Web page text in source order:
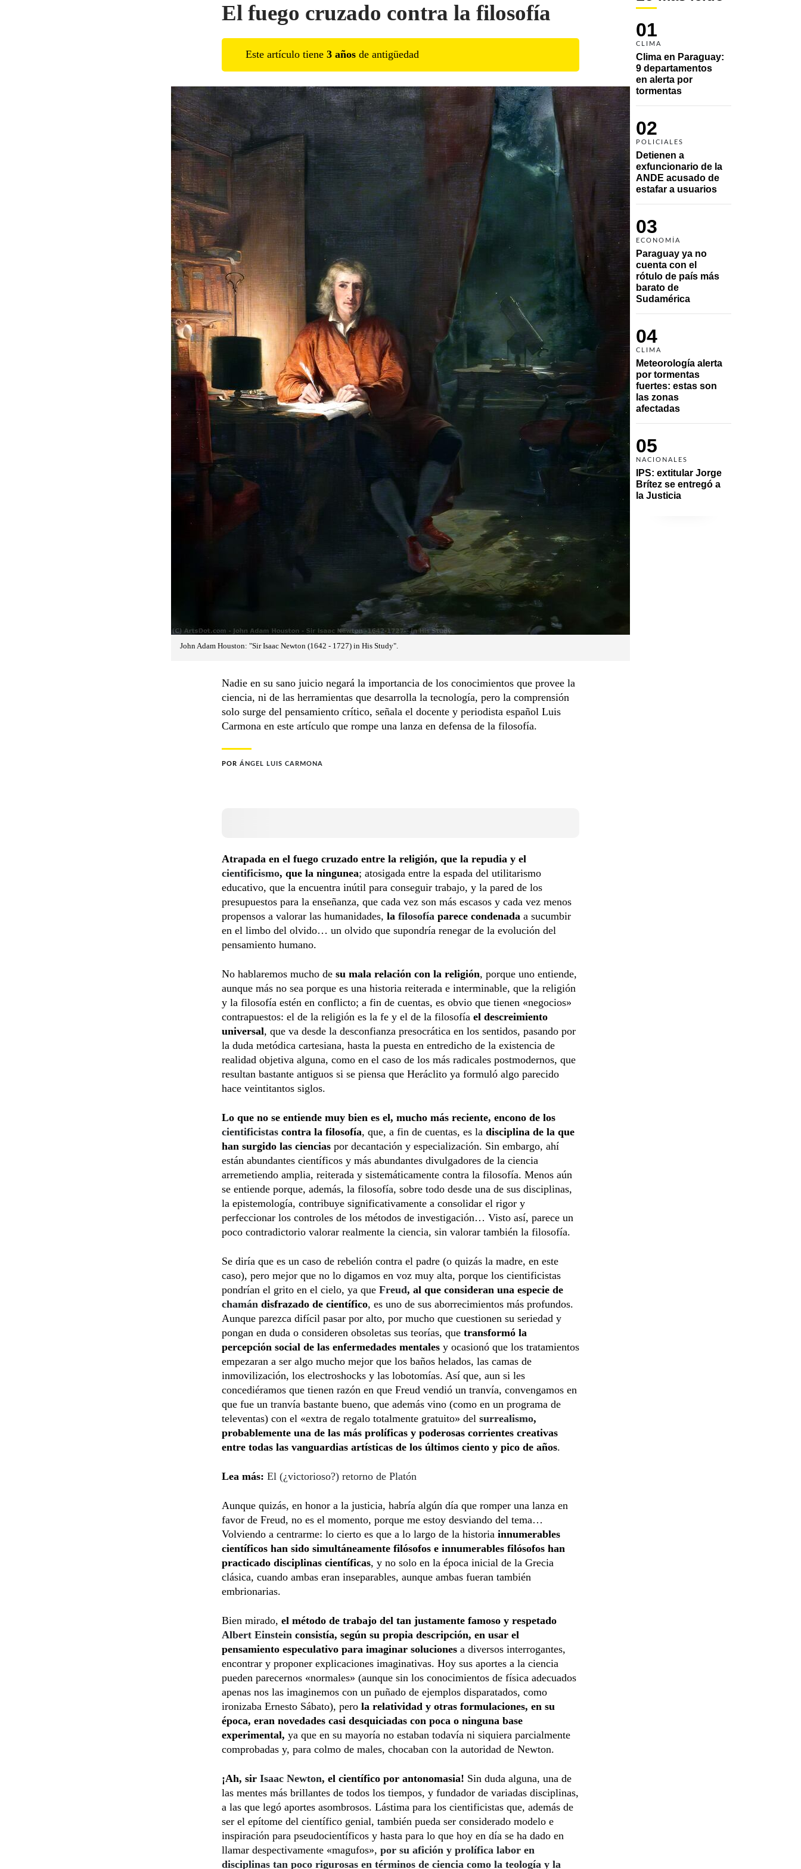
01
CLIMA
Clima en Paraguay:
9 departamentos
en alerta por
tormentas
02
POLICIALES
Detienen a
exfuncionario de la
ANDE acusado de
estafar a usuarios
03
ECONOMÍA
Paraguay ya no
cuenta con el
rótulo de país más
barato de
Sudamérica
04
CLIMA
Meteorología alerta
por tormentas
fuertes: estas son
las zonas
afectadas
05
NACIONALES
IPS: extitular Jorge
Brítez se entregó a
la Justicia
El fuego cruzado contra la filosofía
Este artículo tiene 3 años de antigüedad
John Adam Houston: "Sir Isaac Newton (1642 - 1727) in His Study".
Nadie en su sano juicio negará la importancia de los conocimientos que provee la
ciencia, ni de las herramientas que desarrolla la tecnología, pero la comprensión
solo surge del pensamiento crítico, señala el docente y periodista español Luis
Carmona en este artículo que rompe una lanza en defensa de la filosofía.
POR ÁNGEL LUIS CARMONA
Atrapada en el fuego cruzado entre la religión, que la repudia y el
cientificismo, que la ningunea; atosigada entre la espada del utilitarismo
educativo, que la encuentra inútil para conseguir trabajo, y la pared de los
presupuestos para la enseñanza, que cada vez son más escasos y cada vez menos
propensos a valorar las humanidades, la filosofía parece condenada a sucumbir
en el limbo del olvido… un olvido que supondría renegar de la evolución del
pensamiento humano.
No hablaremos mucho de su mala relación con la religión, porque uno entiende,
aunque más no sea porque es una historia reiterada e interminable, que la religión
y la filosofía estén en conflicto; a fin de cuentas, es obvio que tienen «negocios»
contrapuestos: el de la religión es la fe y el de la filosofía el descreimiento
universal, que va desde la desconfianza presocrática en los sentidos, pasando por
la duda metódica cartesiana, hasta la puesta en entredicho de la existencia de
realidad objetiva alguna, como en el caso de los más radicales postmodernos, que
resultan bastante antiguos si se piensa que Heráclito ya formuló algo parecido
hace veintitantos siglos.
Lo que no se entiende muy bien es el, mucho más reciente, encono de los
cientificistas contra la filosofía, que, a fin de cuentas, es la disciplina de la que
han surgido las ciencias por decantación y especialización. Sin embargo, ahí
están abundantes científicos y más abundantes divulgadores de la ciencia
arremetiendo amplia, reiterada y sistemáticamente contra la filosofía. Menos aún
se entiende porque, además, la filosofía, sobre todo desde una de sus disciplinas,
la epistemología, contribuye significativamente a consolidar el rigor y
perfeccionar los controles de los métodos de investigación… Visto así, parece un
poco contradictorio valorar realmente la ciencia, sin valorar también la filosofía.
Se diría que es un caso de rebelión contra el padre (o quizás la madre, en este
caso), pero mejor que no lo digamos en voz muy alta, porque los cientificistas
pondrían el grito en el cielo, ya que Freud, al que consideran una especie de
chamán disfrazado de científico, es uno de sus aborrecimientos más profundos.
Aunque parezca difícil pasar por alto, por mucho que cuestionen su seriedad y
pongan en duda o consideren obsoletas sus teorías, que transformó la
percepción social de las enfermedades mentales y ocasionó que los tratamientos
empezaran a ser algo mucho mejor que los baños helados, las camas de
inmovilización, los electroshocks y las lobotomías. Así que, aun si les
concediéramos que tienen razón en que Freud vendió un tranvía, convengamos en
que fue un tranvía bastante bueno, que además vino (como en un programa de
televentas) con el «extra de regalo totalmente gratuito» del surrealismo,
probablemente una de las más prolíficas y poderosas corrientes creativas
entre todas las vanguardias artísticas de los últimos ciento y pico de años.
Lea más: El (¿victorioso?) retorno de Platón
Aunque quizás, en honor a la justicia, habría algún día que romper una lanza en
favor de Freud, no es el momento, porque me estoy desviando del tema…
Volviendo a centrarme: lo cierto es que a lo largo de la historia innumerables
científicos han sido simultáneamente filósofos e innumerables filósofos han
practicado disciplinas científicas, y no solo en la época inicial de la Grecia
clásica, cuando ambas eran inseparables, aunque ambas fueran también
embrionarias.
Bien mirado, el método de trabajo del tan justamente famoso y respetado
Albert Einstein consistía, según su propia descripción, en usar el
pensamiento especulativo para imaginar soluciones a diversos interrogantes,
encontrar y proponer explicaciones imaginativas. Hoy sus aportes a la ciencia
pueden parecernos «normales» (aunque sin los conocimientos de física adecuados
apenas nos las imaginemos con un puñado de ejemplos disparatados, como
ironizaba Ernesto Sábato), pero la relatividad y otras formulaciones, en su
época, eran novedades casi desquiciadas con poca o ninguna base
experimental, ya que en su mayoría no estaban todavía ni siquiera parcialmente
comprobadas y, para colmo de males, chocaban con la autoridad de Newton.
¡Ah, sir Isaac Newton, el científico por antonomasia! Sin duda alguna, una de
las mentes más brillantes de todos los tiempos, y fundador de variadas disciplinas,
a las que legó aportes asombrosos. Lástima para los cientificistas que, además de
ser el epítome del científico genial, también pueda ser considerado modelo e
inspiración para pseudocientíficos y hasta para lo que hoy en día se ha dado en
llamar despectivamente «magufos», por su afición y prolífica labor en
disciplinas tan poco rigurosas en términos de ciencia como la teología y la